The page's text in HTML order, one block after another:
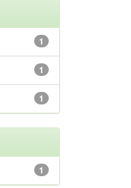
1
1
1
1